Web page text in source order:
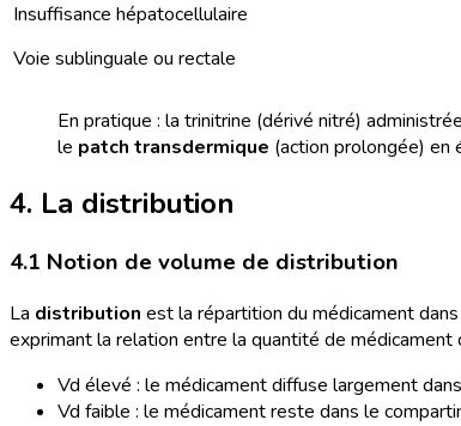
Insuffisance hépatocellulaire
Voie sublinguale ou rectale
En pratique : la trinitrine (dérivé nitré)
le patch transdermique (action prolongée) en
4. La distribution
4.1 Notion de volume de distribution
La distribution est la répartition du médicament
exprimant la relation entre la quantité de
Vd élevé : le médicament diffuse largement
Vd faible : le médicament reste dans le